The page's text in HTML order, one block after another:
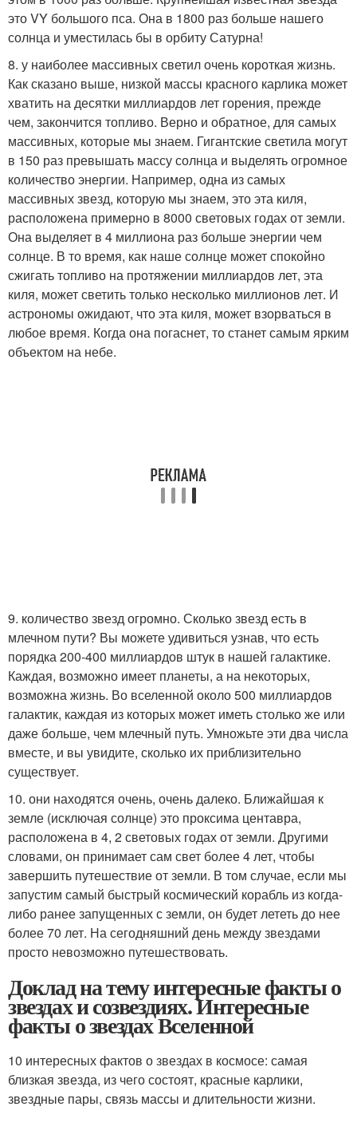
это VY большого пса. Она в 1800 раз больше нашего
солнца и уместилась бы в орбиту Сатурна!
8. у наиболее массивных светил очень короткая жизнь.
Как сказано выше, низкой массы красного карлика может
хватить на десятки миллиардов лет горения, прежде
чем, закончится топливо. Верно и обратное, для самых
массивных, которые мы знаем. Гигантские светила могут
в 150 раз превышать массу солнца и выделять огромное
количество энергии. Например, одна из самых
массивных звезд, которую мы знаем, это эта киля,
расположена примерно в 8000 световых годах от земли.
Она выделяет в 4 миллиона раз больше энергии чем
солнце. В то время, как наше солнце может спокойно
сжигать топливо на протяжении миллиардов лет, эта
киля, может светить только несколько миллионов лет. И
астрономы ожидают, что эта киля, может взорваться в
любое время. Когда она погаснет, то станет самым ярким
объектом на небе.
9. количество звезд огромно. Сколько звезд есть в
млечном пути? Вы можете удивиться узнав, что есть
порядка 200-400 миллиардов штук в нашей галактике.
Каждая, возможно имеет планеты, а на некоторых,
возможна жизнь. Во вселенной около 500 миллиардов
галактик, каждая из которых может иметь столько же или
даже больше, чем млечный путь. Умножьте эти два числа
вместе, и вы увидите, сколько их приблизительно
существует.
10. они находятся очень, очень далеко. Ближайшая к
земле (исключая солнце) это проксима центавра,
расположена в 4, 2 световых годах от земли. Другими
словами, он принимает сам свет более 4 лет, чтобы
завершить путешествие от земли. В том случае, если мы
запустим самый быстрый космический корабль из когда-
либо ранее запущенных с земли, он будет лететь до нее
более 70 лет. На сегодняшний день между звездами
просто невозможно путешествовать.
Доклад на тему интересные факты о
звездах и созвездиях. Интересные
факты о звездах Вселенной
10 интересных фактов о звездах в космосе: самая
близкая звезда, из чего состоят, красные карлики,
звездные пары, связь массы и длительности жизни.